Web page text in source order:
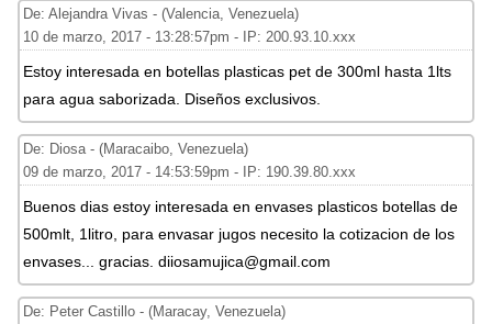
De: Alejandra Vivas - (Valencia, Venezuela)
10 de marzo, 2017 - 13:28:57pm - IP: 200.93.10.xxx
Estoy interesada en botellas plasticas pet de 300ml hasta 1lts
para agua saborizada. Diseños exclusivos.
De: Diosa - (Maracaibo, Venezuela)
09 de marzo, 2017 - 14:53:59pm - IP: 190.39.80.xxx
Buenos dias estoy interesada en envases plasticos botellas de
500mlt, 1litro, para envasar jugos necesito la cotizacion de los
envases... gracias. diiosamujica@gmail.com
De: Peter Castillo - (Maracay, Venezuela)